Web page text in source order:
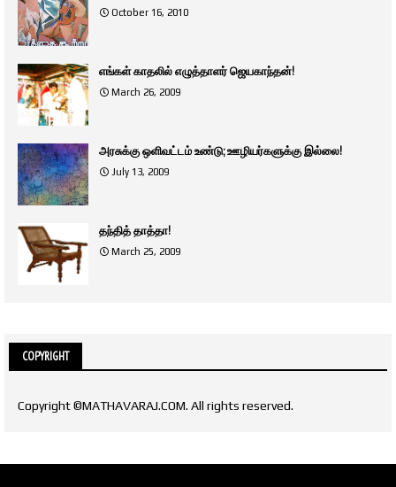
October 16, 2010
எங்கள் காதலில் எழுத்தாளர் ஜெயகாந்தன்!
March 26, 2009
அரசுக்கு ஒளிவட்டம் உண்டு; ஊழியர்களுக்கு இல்லை!
July 13, 2009
தந்தித் தாத்தா!
March 25, 2009
COPYRIGHT
Copyright ©MATHAVARAJ.COM. All rights reserved.